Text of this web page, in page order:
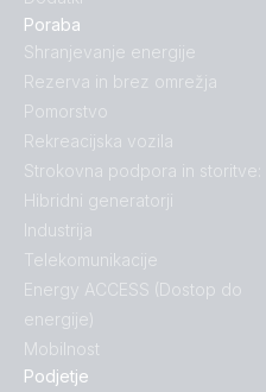
Poraba
Shranjevanje energije
Rezerva in brez omrežja
Pomorstvo
Rekreacijska vozila
Strokovna podpora in storitve:
Hibridni generatorji
Industrija
Telekomunikacije
Energy ACCESS (Dostop do
energije)
Mobilnost
Podjetje